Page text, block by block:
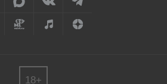
18+